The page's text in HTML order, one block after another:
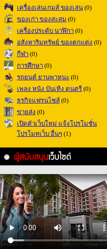
เครื่องเล่นเกมส์ ของเล่น (0)
ของเก่า ของสะสม (0)
เครื่องประดับ นาฬิกา (0)
อสังหาริมทรัพย์ ของตกแต่ง (0)
กีฬา (0)
การศึกษา (0)
รถยนต์ ยานพาหนะ (0)
เพลง หนัง บันเทิง ดนตรี (0)
ธุรกิจแฟรนไซส์ (0)
ขายส่ง (0)
เปิดตัวเว็บใหม่ แจ้งโปรโมชั่น
โปรโมทเว็บ อื่นๆ (1)